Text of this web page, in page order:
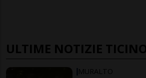
ULTIME NOTIZIE
MURALTO